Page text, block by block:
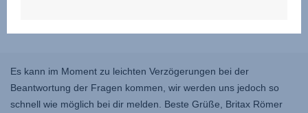
Es kann im Moment zu leichten Verzögerungen bei der
Beantwortung der Fragen kommen, wir werden uns jedoch so
schnell wie möglich bei dir melden. Beste Grüße, Britax Römer